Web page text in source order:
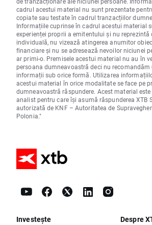
cadrul acestui material nu sunt prezentate
copiate sau testate în cadrul tranzacțiilor
Informațiile cuprinse în cadrul acestui material
experienței proprii a emitentului și nu reprezintă
individuală, nu vizează atingerea anumitor
financiare și nu se adresează nevoilor niciunei
ar primi-o. Premisele acestui material nu au în
persoana dumneavoastră deci nu
informații sub orice formă. Utilizarea
acestui material în orice modalitate se face pe
dumneavoastră răspundere. Acest material
analist pentru care își asumă răspunderea XTB
autorizată de KNF – Autoritatea de
Polonia."
Investește Despre